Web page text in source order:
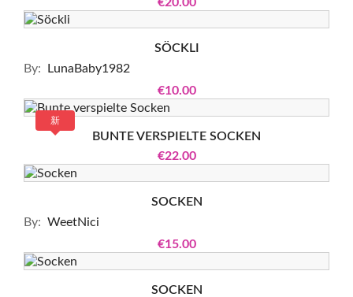
€20.00
SÖCKLI
By:
LunaBaby1982
€10.00
BUNTE VERSPIELTE SOCKEN
€22.00
新
SOCKEN
By: WeetNici
€15.00
SOCKEN